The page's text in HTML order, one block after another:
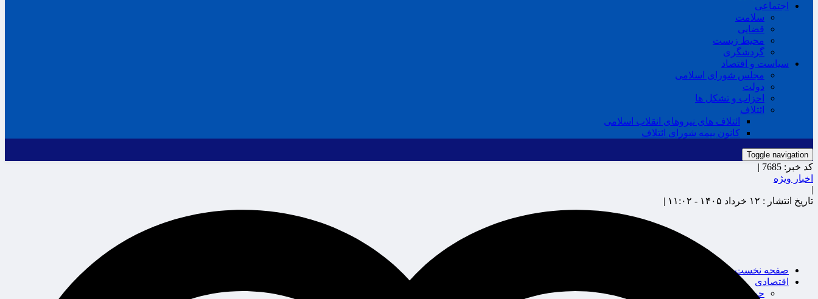
اجتماعی
سلامت
قضایی
محیط زیست
گردشگری
سیاست و اقتصاد
مجلس شورای اسلامی
دولت
احزاب و تشکل ها
ائتلاف
ائتلاف های نیروهای انقلاب اسلامی
کانون بیمه شورای ائتلاف
Toggle navigation
صفحه نخست
اقتصادی
حوزه بیمه
کد خبر: 7685 |
اخبار ویژه
|
تاریخ انتشار : ۱۲ خرداد ۱۴۰۵ - ۱۱:۰۲ |